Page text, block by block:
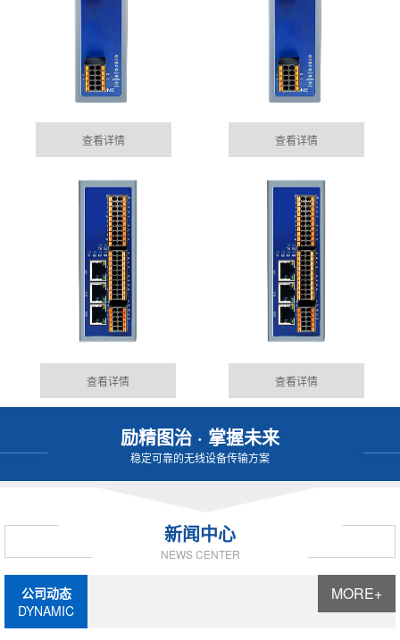
查看详情
查看详情
查看详情
查看详情
励精图治 · 掌握未来
稳定可靠的无线设备传输方案
新闻中心
NEWS CENTER
公司动态
DYNAMIC
MORE+